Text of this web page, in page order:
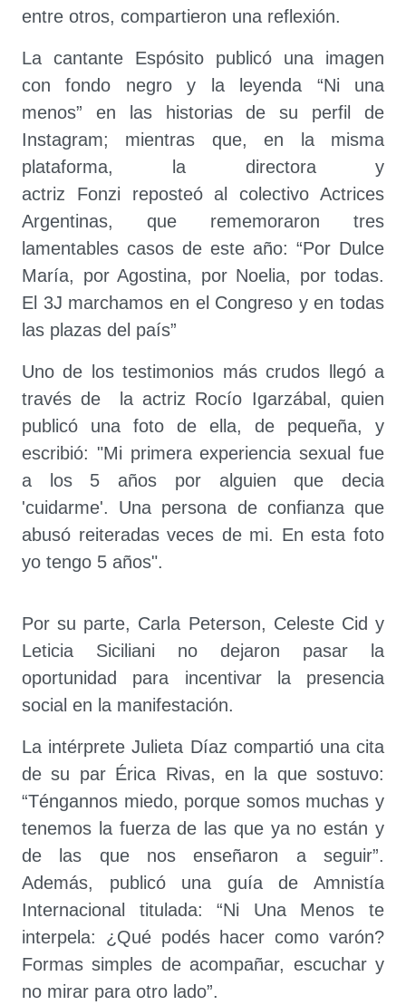
entre otros, compartieron una reflexión.
La cantante Espósito publicó una imagen
con fondo negro y la leyenda “Ni una
menos” en las historias de su perfil de
Instagram; mientras que, en la misma
plataforma, la directora y
actriz Fonzi reposteó al colectivo Actrices
Argentinas, que rememoraron tres
lamentables casos de este año: “Por Dulce
María, por Agostina, por Noelia, por todas.
El 3J marchamos en el Congreso y en todas
las plazas del país”
Uno de los testimonios más crudos llegó a
través de la actriz Rocío Igarzábal, quien
publicó una foto de ella, de pequeña, y
escribió: "Mi primera experiencia sexual fue
a los 5 años por alguien que decia
'cuidarme'. Una persona de confianza que
abusó reiteradas veces de mi. En esta foto
yo tengo 5 años".
Por su parte, Carla Peterson, Celeste Cid y
Leticia Siciliani no dejaron pasar la
oportunidad para incentivar la presencia
social en la manifestación.
La intérprete Julieta Díaz compartió una cita
de su par Érica Rivas, en la que sostuvo:
“Téngannos miedo, porque somos muchas y
tenemos la fuerza de las que ya no están y
de las que nos enseñaron a seguir”.
Además, publicó una guía de Amnistía
Internacional titulada: “Ni Una Menos te
interpela: ¿Qué podés hacer como varón?
Formas simples de acompañar, escuchar y
no mirar para otro lado”.